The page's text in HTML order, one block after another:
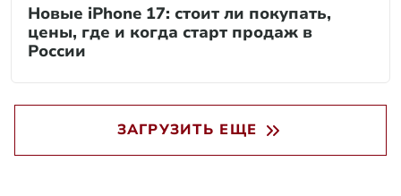
Новые iPhone 17: стоит ли покупать,
цены, где и когда старт продаж в
России
ЗАГРУЗИТЬ ЕЩЕ